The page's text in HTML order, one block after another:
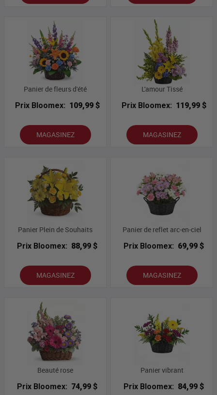
Panier de fleurs d'été
Prix Bloomex: 109,99 $
MAGASINEZ
L'amour Tissé
Prix Bloomex: 119,99 $
MAGASINEZ
Panier Plein de Souhaits
Prix Bloomex: 88,99 $
MAGASINEZ
Panier de reflet arc-en-ciel
Prix Bloomex: 69,99 $
MAGASINEZ
Beauté rose
Prix Bloomex: 74,99 $
Panier vibrant
Prix Bloomex: 84,99 $